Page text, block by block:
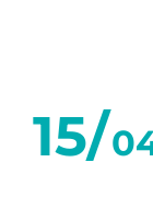
15/